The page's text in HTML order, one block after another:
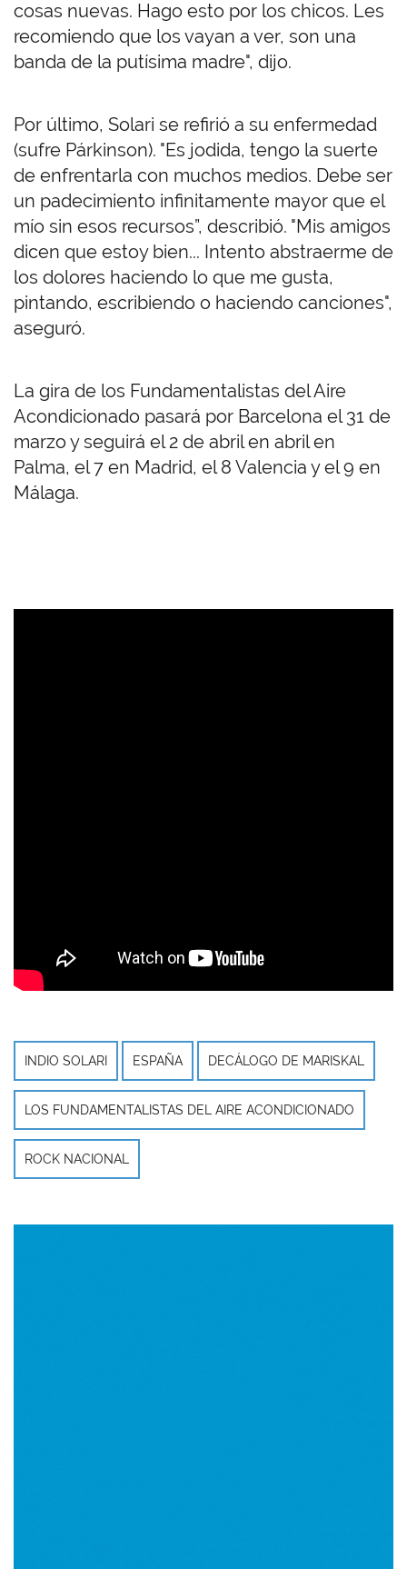
cosas nuevas. Hago esto por los chicos. Les
recomiendo que los vayan a ver, son una
banda de la putísima madre", dijo.
Por último, Solari se refirió a su enfermedad
(sufre Párkinson). "Es jodida, tengo la suerte
de enfrentarla con muchos medios. Debe ser
un padecimiento infinitamente mayor que el
mío sin esos recursos”, describió. "Mis amigos
dicen que estoy bien... Intento abstraerme de
los dolores haciendo lo que me gusta,
pintando, escribiendo o haciendo canciones",
aseguró.
La gira de los Fundamentalistas del Aire
Acondicionado pasará por Barcelona el 31 de
marzo y seguirá el 2 de abril en abril en
Palma, el 7 en Madrid, el 8 Valencia y el 9 en
Málaga.
INDIO SOLARI ESPAÑA DECÁLOGO DE MARISKAL
LOS FUNDAMENTALISTAS DEL AIRE ACONDICIONADO
ROCK NACIONAL